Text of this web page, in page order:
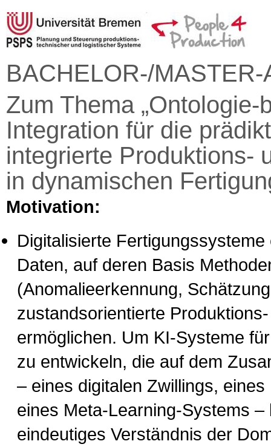
BACHELOR-/
Zum Thema
Integration für die
integrierte Produktions-
in dynamischen
Motivation:
Digitalisierte
Daten, auf deren Basis
(Anomalieerkennung,
zustandsorientierte
ermöglichen. Um KI-Systeme
zu entwickeln, die auf dem
– eines digitalen Zwillings,
eines Meta-Learning-Systems
eindeutiges Verständnis der